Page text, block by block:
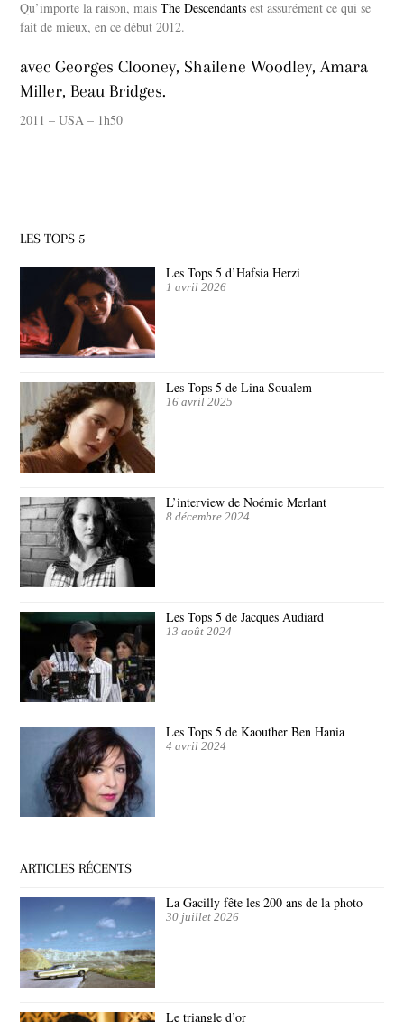
Qu’importe la raison, maisThe Descendants est assurément ce qui se
fait de mieux, en ce début 2012.
avec Georges Clooney, Shailene Woodley, Amara
Miller, Beau Bridges.
2011 – USA – 1h50
LES TOPS 5
Les Tops 5 d’Hafsia Herzi
1 avril 2026
Les Tops 5 de Lina Soualem
16 avril 2025
L’interview de Noémie Merlant
8 décembre 2024
Les Tops 5 de Jacques Audiard
13 août 2024
Les Tops 5 de Kaouther Ben Hania
4 avril 2024
ARTICLES RÉCENTS
La Gacilly fête les 200 ans de la photo
30 juillet 2026
Le triangle d’or